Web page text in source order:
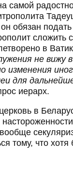
самой
обязан
сложить
в
не вижу
для
иерарх.
в
тому, что